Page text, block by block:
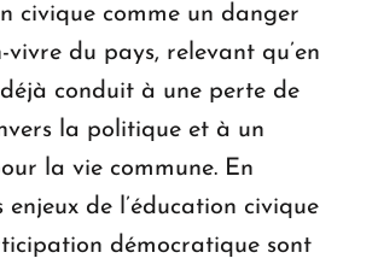
civique comme un danger
vivre du pays, relevant qu’en
conduit à une perte de
la politique et à un
la vie commune. En
enjeux de l’éducation civique
démocratique sont